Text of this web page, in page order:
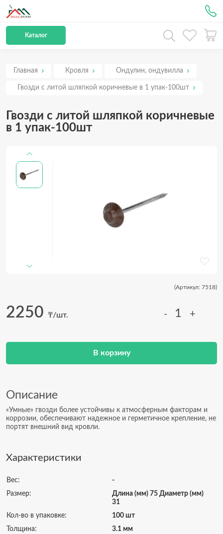
Каталог
Главная Кровля Ондулин, ондувилла
Гвозди с литой шляпкой коричневые в 1 упак-100шт
Гвозди с литой шляпкой коричневые
в 1 упак-100шт
(Артикул: 7518)
2250 ₸/шт. - +
В корзину
Характеристики
Вес:
-
Размер:
Длина (мм) 75 Диаметр (мм)
31
Кол-во в упаковке:
100 шт
Толщина:
3.1 мм
Описание
«Умные» гвозди более устойчивы к атмосферным факторам и
коррозии, обеспечивают надежное и герметичное крепление, не
портят внешний вид кровли.